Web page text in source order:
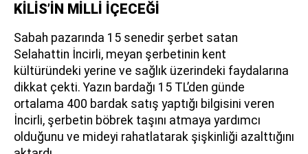
KİLİS’İN MİLLİ İÇECEĞİ
Sabah pazarında 15 senedir şerbet satan
Selahattin İncirli, meyan şerbetinin kent
kültüründeki yerine ve sağlık üzerindeki faydalarına
dikkat çekti. Yazın bardağı 15 TL’den günde
ortalama 400 bardak satış yaptığı bilgisini veren
İncirli, şerbetin böbrek taşını atmaya yardımcı
olduğunu ve mideyi rahatlatarak şişkinliği azalttığını